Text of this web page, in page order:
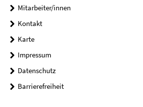
Mitarbeiter/innen
Kontakt
Karte
Impressum
Datenschutz
Barrierefreiheit